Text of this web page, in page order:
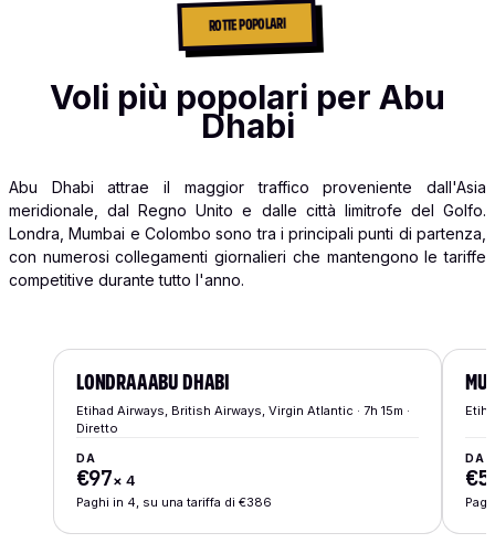
ROTTE POPOLARI
Voli più popolari per Abu
Dhabi
Abu Dhabi attrae il maggior traffico proveniente dall'Asia
meridionale, dal Regno Unito e dalle città limitrofe del Golfo.
Londra, Mumbai e Colombo sono tra i principali punti di partenza,
con numerosi collegamenti giornalieri che mantengono le tariffe
competitive durante tutto l'anno.
LONDRAAABU DHABI
Etihad Airways, British Airways, Virgin Atlantic · 7h 15m ·
Diretto
DA
€97× 4
Paghi in 4, su una tariffa di €386
DA